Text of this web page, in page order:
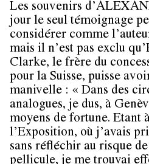
Les souvenirs d’
jour le seul témoignage
considérer comme
mais il n’est pas exclu
Clarke, le frère du
pour la Suisse, puisse
manivelle : « Dans des
analogues, je dus, à
moyens de fortune. Etant
l’Exposition, où j’avais
sans réfléchir au risque
pellicule, je me trouvai